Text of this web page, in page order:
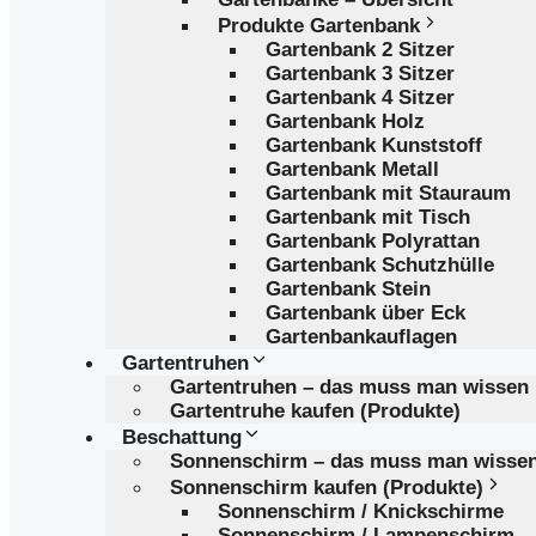
Produkte Gartenbank
Gartenbank 2 Sitzer
Gartenbank 3 Sitzer
Gartenbank 4 Sitzer
Gartenbank Holz
Gartenbank Kunststoff
Gartenbank Metall
Gartenbank mit Stauraum
Gartenbank mit Tisch
Gartenbank Polyrattan
Gartenbank Schutzhülle
Gartenbank Stein
Gartenbank über Eck
Gartenbankauflagen
Gartentruhen
Gartentruhen – das muss man wissen
Gartentruhe kaufen (Produkte)
Beschattung
Sonnenschirm – das muss man
Sonnenschirm kaufen (Produkte)
Sonnenschirm / Knickschirme